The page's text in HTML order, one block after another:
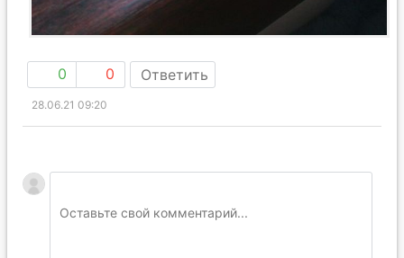
0 0 Ответить
28.06.21 09:20